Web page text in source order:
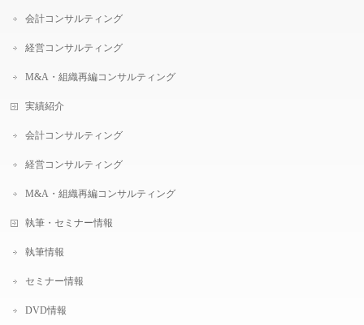
会計コンサルティング
経営コンサルティング
M&A・組織再編コンサルティング
実績紹介
会計コンサルティング
経営コンサルティング
M&A・組織再編コンサルティング
執筆・セミナー情報
執筆情報
セミナー情報
DVD情報